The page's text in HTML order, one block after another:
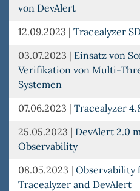
von DevAlert
12.09.2023 | Tracealyzer
03.07.2023 | Einsatz von
Verifikation von Multi-
Systemen
07.06.2023 | Tracealyzer
25.05.2023 | DevAlert 2.0
Observability
08.05.2023 | Observability
Tracealyzer and DevAlert